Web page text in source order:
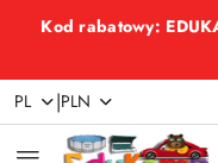
Przejdź do treści
Przejdź do
Przejdź do moje
Przejdź do menu
Przejdź do opisu
Przejdź do stopki
Kod rabatowy:
PL |PLN